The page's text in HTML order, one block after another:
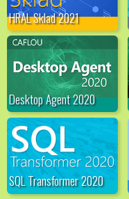
HRAL Sklad 2021
Desktop Agent 2020
SQL Transformer 2020